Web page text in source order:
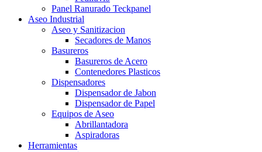
Panel Ranurado Teckpanel
Aseo Industrial
Aseo y Sanitizacion
Secadores de Manos
Basureros
Basureros de Acero
Contenedores Plasticos
Dispensadores
Dispensador de Jabon
Dispensador de Papel
Equipos de Aseo
Abrillantadora
Aspiradoras
Herramientas